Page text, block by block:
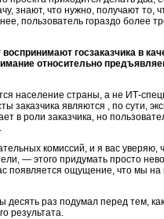
знают, что нужно, получают то,
пользователь гораздо более
госзаказчика в
относительно
население страны, а не ИТ-
заказчика являются , по сути,
в роли заказчика, но
комиссий, и я вас уверяю,
— этого придумать просто
появляется ощущение, что мы на
десять раз подумал перед тем,
результата.